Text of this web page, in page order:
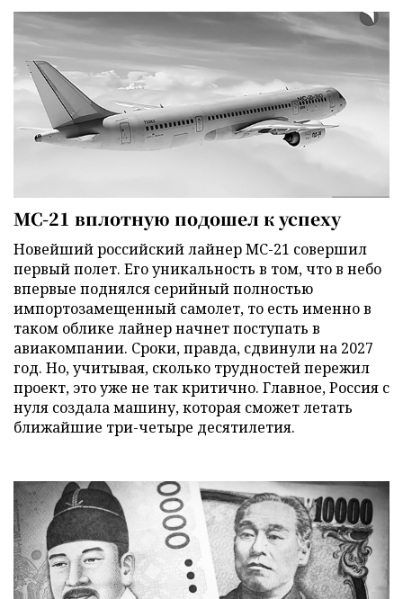
МС-21 вплотную подошел к успеху
Новейший российский лайнер МС-21 совершил
первый полет. Его уникальность в том, что в небо
впервые поднялся серийный полностью
импортозамещенный самолет, то есть именно в
таком облике лайнер начнет поступать в
авиакомпании. Сроки, правда, сдвинули на 2027
год. Но, учитывая, сколько трудностей пережил
проект, это уже не так критично. Главное, Россия с
нуля создала машину, которая сможет летать
ближайшие три-четыре десятилетия.